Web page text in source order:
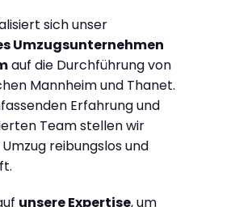
sich unser
Umzugsunternehmen
auf die Durchführung von
Mannheim und Thanet.
Erfahrung und
Team stellen wir
reibungslos und
unsere Expertise, um